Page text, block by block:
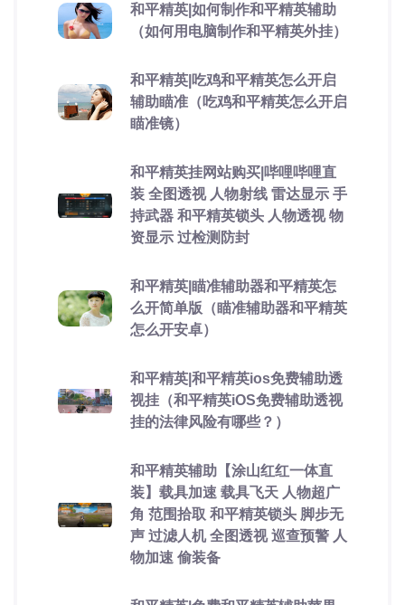
和平精英|如何制作和平精英辅助
（如何用电脑制作和平精英外挂）
和平精英|吃鸡和平精英怎么开启
辅助瞄准（吃鸡和平精英怎么开启
瞄准镜）
和平精英挂网站购买|哔哩哔哩直
装 全图透视 人物射线 雷达显示 手
持武器 和平精英锁头 人物透视 物
资显示 过检测防封
和平精英|瞄准辅助器和平精英怎
么开简单版（瞄准辅助器和平精英
怎么开安卓）
和平精英|和平精英ios免费辅助透
视挂（和平精英iOS免费辅助透视
挂的法律风险有哪些？）
和平精英辅助【涂山红红一体直
装】载具加速 载具飞天 人物超广
角 范围拾取 和平精英锁头 脚步无
声 过滤人机 全图透视 巡查预警 人
物加速 偷装备